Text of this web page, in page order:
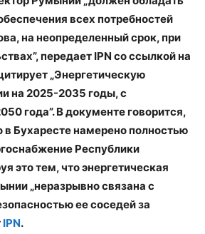
всех потребностей
на неопределенный срок, при
передает IPN со ссылкой на
„Энергетическую
на 2025-2035 годы, с
года”. В документе говорится,
в Бухаресте намерено полностью
Республики
это тем, что энергетическая
„неразрывно связана с
ее соседей за
IPN.